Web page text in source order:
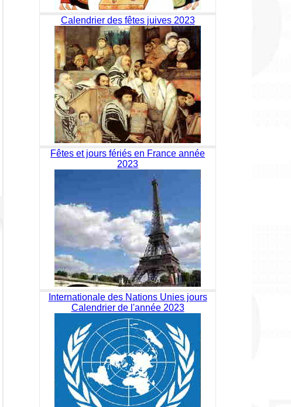
Calendrier des fêtes juives 2023
Fêtes et jours fériés en France année
2023
Internationale des Nations Unies jours
Calendrier de l'année 2023